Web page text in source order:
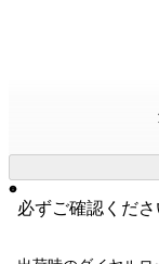
必ずご確認くださ